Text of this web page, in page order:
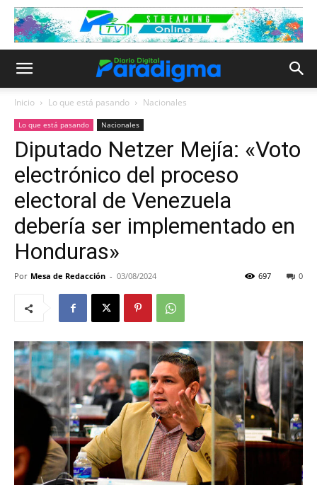
Inicio Lo que está pasando Nacionales
Lo que está pasando Nacionales
Diputado Netzer Mejía: «Voto
electrónico del proceso
electoral de Venezuela
debería ser implementado en
Honduras»
Por Mesa de Redacción - 03/08/2024 0
697